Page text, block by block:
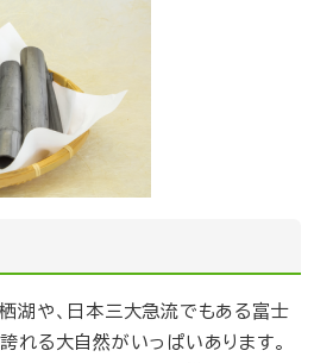
湖や、日本三大急流でもある富士
れる大自然がいっぱいあります。